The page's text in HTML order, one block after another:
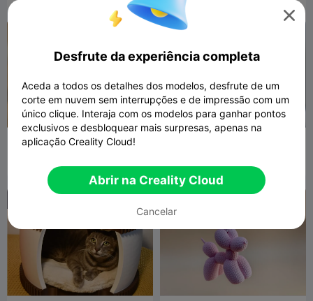
Cute Dog

Desfrute da experiência completa
Aceda a todos os detalhes dos modelos, desfrute de um
corte em nuvem sem interrupções e de impressão com um
único clique. Interaja com os modelos para ganhar pontos
exclusivos e desbloquear mais surpresas, apenas na
aplicação Creality Cloud!
Abrir na Creality Cloud
Cancelar